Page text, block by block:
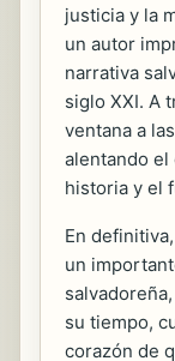
justicia y la
un autor
narrativa
siglo XXI. A
ventana a
alentando
historia y el
En
un
su tiempo,
corazón de